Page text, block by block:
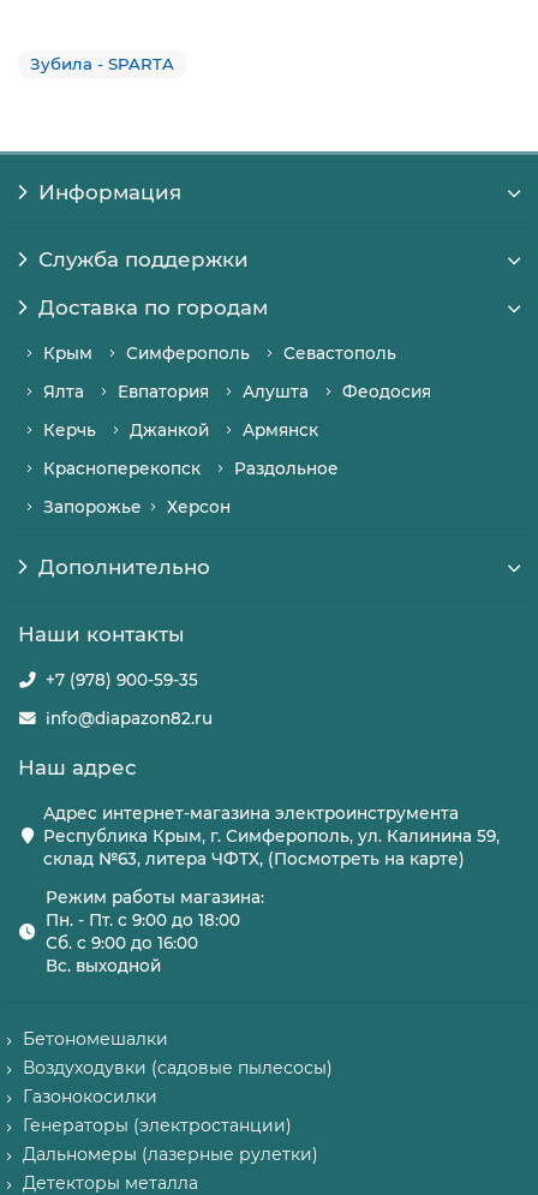
Зубила - SPARTA
Информация
Служба поддержки
Доставка по городам
Крым Симферополь
Севастополь
Ялта
Евпатория Алушта
Феодосия
Керчь
Джанкой
Армянск
Красноперекопск
Раздольное
Запорожье
Херсон
Дополнительно
Наши контакты
+7 (978) 900-59-35
info@diapazon82.ru
Наш адрес
Адрес интернет-магазина электроинструмента
Республика Крым, г. Симферополь, ул. Калинина 59,
склад №63, литера ЧФТХ, (Посмотреть на карте)
Режим работы магазина:
Пн. - Пт. с 9:00 до 18:00
Сб. с 9:00 до 16:00
Вс. выходной
Бетономешалки
Воздуходувки (садовые пылесосы)
Газонокосилки
Генераторы (электростанции)
Дальномеры (лазерные рулетки)
Детекторы металла